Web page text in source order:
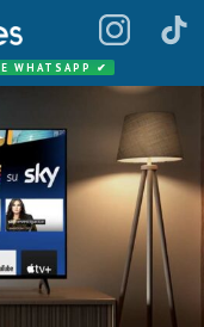
WHATSAPP ✔